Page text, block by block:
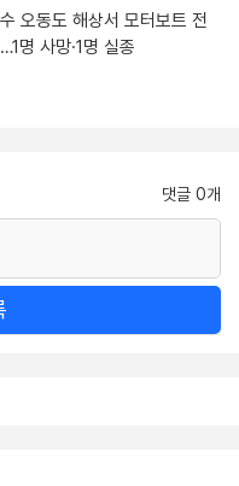
오동도 해상서 모터보트 전
명 사망·1명 실종
댓글 0개